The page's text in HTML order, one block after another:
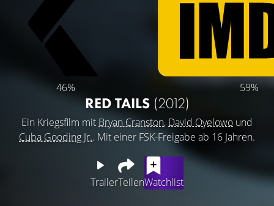
46% 59%
RED TAILS (2012)
Ein Kriegsfilm mit Bryan Cranston, David Oyelowo und
Cuba Gooding Jr.. Mit einer FSK-Freigabe ab 16 Jahren.
TrailerTeilenWatchlist